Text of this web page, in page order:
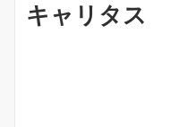
キャリタス